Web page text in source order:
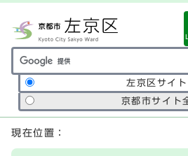
サイト内検索の範囲
左京区サイト
京都市サイト
ここから本文です
現在位置：